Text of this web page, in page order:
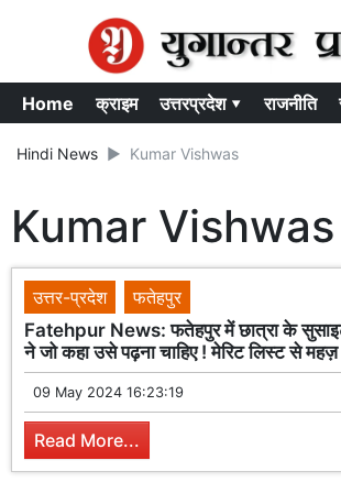
Home क्राइम उत्तरप्रदेश ▾ राजनीति
Hindi News Kumar Vishwas
Kumar Vishwas
उत्तर-प्रदेश
फतेहपुर
Fatehpur News: फतेहपुर में छात्रा के सुसाइट
ने जो कहा उसे पढ़ना चाहिए ! मेरिट लिस्ट से
09 May 2024 16:23:19
Read More...